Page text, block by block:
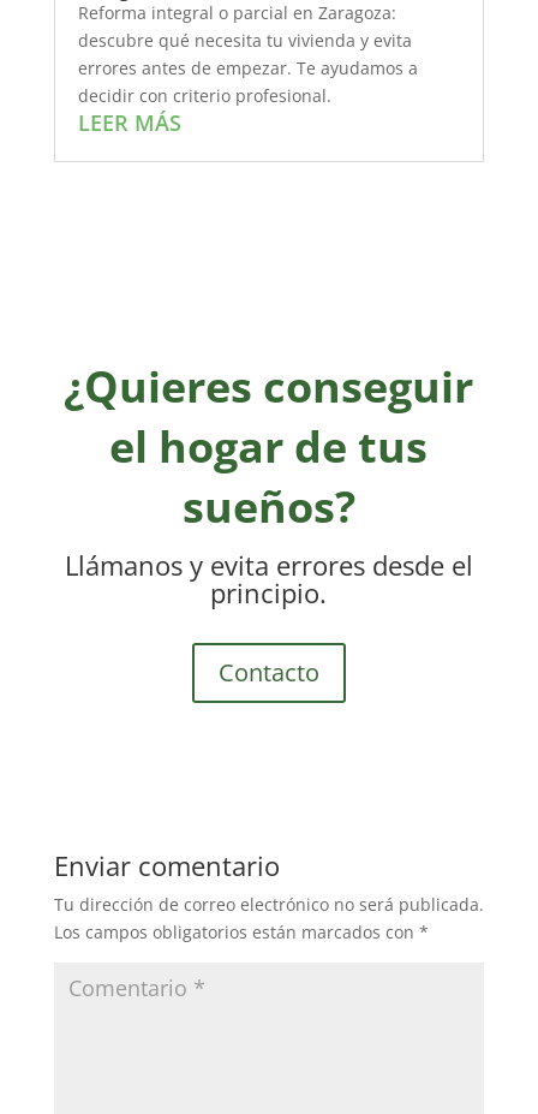
Reforma integral o parcial en Zaragoza:
descubre qué necesita tu vivienda y evita
errores antes de empezar. Te ayudamos a
decidir con criterio profesional.
LEER MÁS
¿Quieres conseguir
el hogar de tus
sueños?
Llámanos y evita errores desde el
principio.
Contacto
Enviar comentario
Tu dirección de correo electrónico no será publicada.
Los campos obligatorios están marcados con *